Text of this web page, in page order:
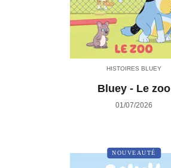
HISTOIRES BLUEY
Bluey - Le zoo
01/07/2026
NOUVEAUTÉ